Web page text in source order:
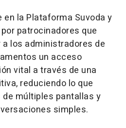
en la Plataforma Suvoda y
patrocinadores que
los administradores de
un acceso
vital a través de una
reduciendo lo que
múltiples pantallas y
simples.